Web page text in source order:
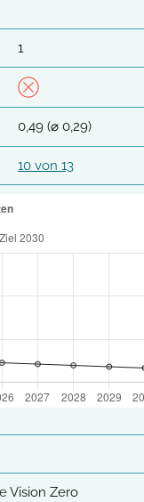
1
0,49 (⌀ 0,29)
10 von 13
Vision Zero